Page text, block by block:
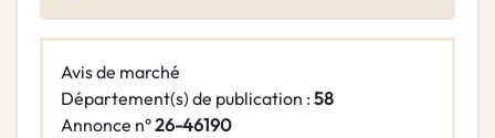
Avis de marché
Département(s) de publication : 58
Annonce n°26-46190